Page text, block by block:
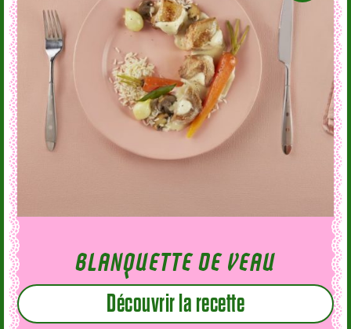
BLANQUETTE DE VEAU
Découvrir la recette